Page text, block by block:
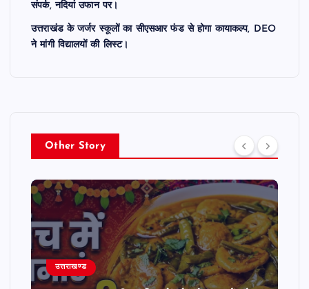
संपर्क, नदियां उफान पर।
उत्तराखंड के जर्जर स्कूलों का सीएसआर फंड से होगा कायाकल्प, DEO
ने मांगी विद्यालयों की लिस्ट।
Other Story
उत्तराखण्ड